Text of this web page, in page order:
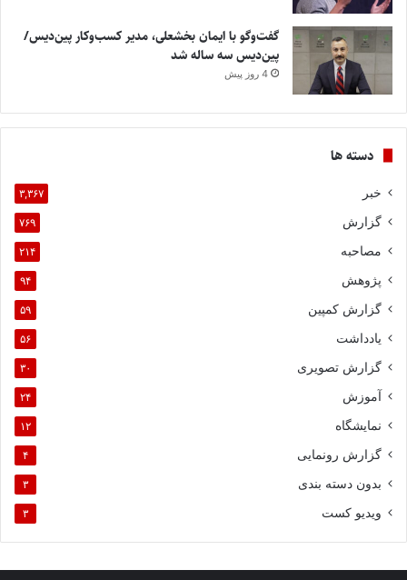
گفت‌وگو با ایمان بخشعلی، مدیر کسب‌وکار پین‌دیس/
پین‌دیس سه ساله شد
4 روز پیش
دسته ها
خبر ۳,۳۶۷
گزارش ۷۶۹
مصاحبه ۲۱۴
پژوهش ۹۴
گزارش کمپین ۵۹
یادداشت ۵۶
گزارش تصویری ۳۰
آموزش ۲۴
نمایشگاه ۱۲
گزارش رونمایی ۴
بدون دسته بندی ۳
ویدیو کست ۳